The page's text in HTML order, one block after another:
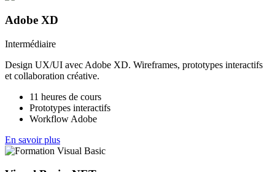
Adobe XD
Intermédiaire
Design UX/UI avec Adobe XD. Wireframes, prototypes interactifs
et collaboration créative.
11 heures de cours
Prototypes interactifs
Workflow Adobe
En savoir plus